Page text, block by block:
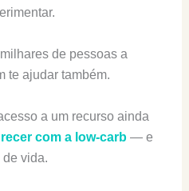
de pessoas a
te ajudar também.
a um recurso ainda
com a low-carb— e
vida.